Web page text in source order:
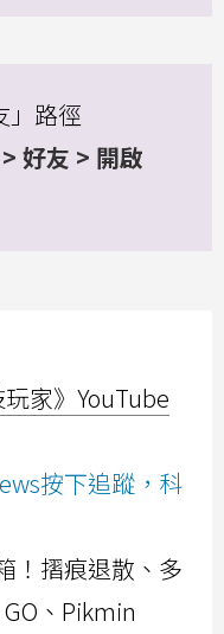
」路徑
好友 > 開啟
家》YouTube
按下追蹤，科
！摺痕退散、多
、Pikmin